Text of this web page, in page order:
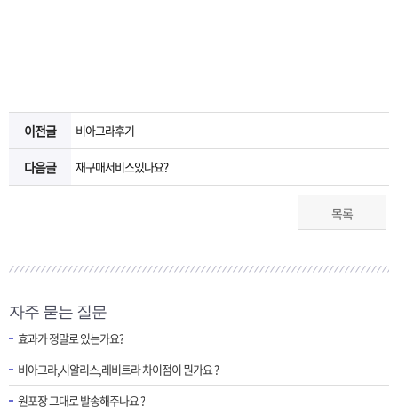
이전글 비아그라후기
다음글 재구매서비스있나요?
목록
자주 묻는 질문
효과가 정말로 있는가요?
비아그라,시알리스,레비트라 차이점이 뭔가요 ?
원포장 그대로 발송해주나요 ?